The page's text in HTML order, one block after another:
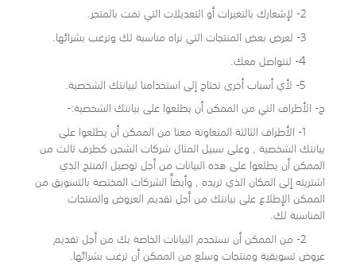
2- لإشعارك بالتغيرات أو التعديلات التي تمت بالمتجر.
3- لعرض بعض المنتجات التي نراه مناسبة لك وترغب بشرائها.
- لنتواصل معك.
5- لأي أسباب أخرى تحتاج إلى استخدامنا لبيانتك الشخصية.
ج- الأطراف التي من الممكن أن يطلعوا على بيانتك الشخصية:-
1- الأطراف الثالثة المتعاونة معنا من الممكن أن يطلعوا على
بيانتك الشخصية , وعلى سبيل المثال شركات الشحن كطرف ثالث من
الممكن أن يطلعوا على هذه البيانات من أجل توصيل المنتج الذي
اشتريته إلى المكان الذي تريده , وأيضاً الشركات المختصة بالتسويق من
الممكن الإطلاع على بيانتك من أجل تقديم العروض والمنتجات
المناسبة لك.
2- من الممكن أن نستخدم البيانات الخاصة بك من أجل تقديم
عروض تسويقية ومنتجات وسلع من الممكن أن ترغب بشرائها.